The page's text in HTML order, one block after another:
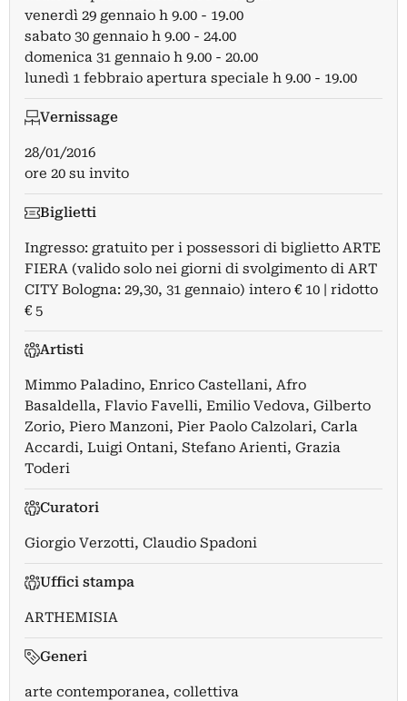
venerdì 29 gennaio h 9.00 - 19.00
sabato 30 gennaio h 9.00 - 24.00
domenica 31 gennaio h 9.00 - 20.00
lunedì 1 febbraio apertura speciale h 9.00 - 19.00
Vernissage
28/01/2016
ore 20 su invito
Biglietti
Ingresso: gratuito per i possessori di biglietto ARTE
FIERA (valido solo nei giorni di svolgimento di ART
CITY Bologna: 29,30, 31 gennaio) ​intero € 10 | ridotto
€ 5
Artisti
Mimmo Paladino, Enrico Castellani, Afro
Basaldella, Flavio Favelli, Emilio Vedova, Gilberto
Zorio, Piero Manzoni, Pier Paolo Calzolari, Carla
Accardi, Luigi Ontani, Stefano Arienti, Grazia
Toderi
Curatori
Giorgio Verzotti, Claudio Spadoni
Uffici stampa
ARTHEMISIA
Generi
arte contemporanea, collettiva